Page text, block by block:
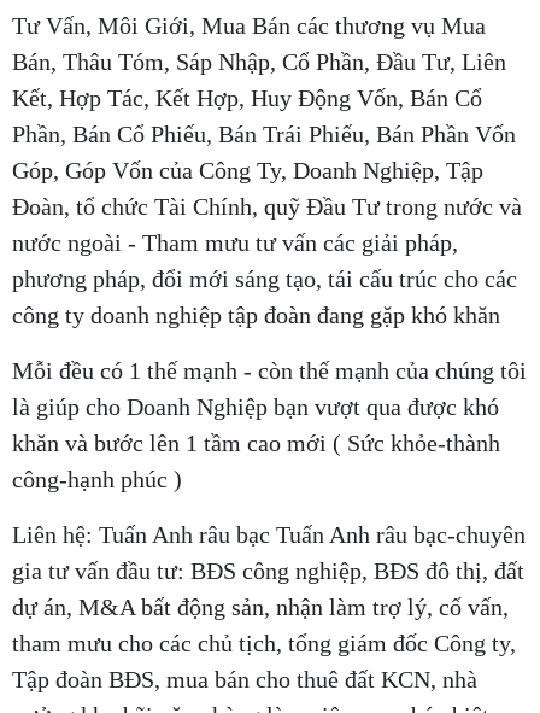
Tư Vấn, Môi Giới, Mua Bán các thương vụ Mua
Bán, Thâu Tóm, Sáp Nhập, Cổ Phần, Đầu Tư, Liên
Kết, Hợp Tác, Kết Hợp, Huy Động Vốn, Bán Cổ
Phần, Bán Cổ Phiếu, Bán Trái Phiếu, Bán Phần Vốn
Góp, Góp Vốn của Công Ty, Doanh Nghiệp, Tập
Đoàn, tổ chức Tài Chính, quỹ Đầu Tư trong nước và
nước ngoài - Tham mưu tư vấn các giải pháp,
phương pháp, đổi mới sáng tạo, tái cấu trúc cho các
công ty doanh nghiệp tập đoàn đang gặp khó khăn
Mỗi đều có 1 thế mạnh - còn thế mạnh của chúng tôi
là giúp cho Doanh Nghiệp bạn vượt qua được khó
khăn và bước lên 1 tầm cao mới ( Sức khỏe-thành
công-hạnh phúc )
Liên hệ: Tuấn Anh râu bạc Tuấn Anh râu bạc-chuyên
gia tư vấn đầu tư: BĐS công nghiệp, BĐS đô thị, đất
dự án, M&A bất động sản, nhận làm trợ lý, cố vấn,
tham mưu cho các chủ tịch, tổng giám đốc Công ty,
Tập đoàn BĐS, mua bán cho thuê đất KCN, nhà